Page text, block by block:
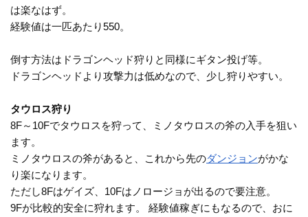
は楽なはず。
経験値は一匹あたり550。
倒す方法はドラゴンヘッド狩りと同様にギタン投げ等。
ドラゴンヘッドより攻撃力は低めなので、少し狩りやすい。
タウロス狩り
8F～10Fでタウロスを狩って、ミノタウロスの斧の入手を狙い
ます。
ミノタウロスの斧があると、これから先のダンジョンがかな
り楽になります。
ただし8Fはゲイズ、10Fはノロージョが出るので要注意。
9Fが比較的安全に狩れます。 経験値稼ぎにもなるので、おに